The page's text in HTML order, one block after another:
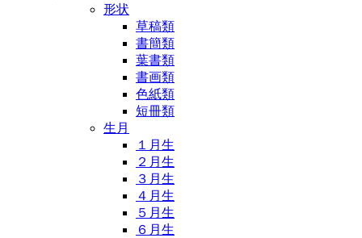
形状
草稿類
書簡類
葉書類
書画類
色紙類
短冊類
生月
１月生
２月生
３月生
４月生
５月生
６月生